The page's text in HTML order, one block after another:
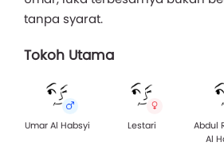
tanpa syarat.
Tokoh Utama
Umar Al Habsyi Lestari
Abdul
Al